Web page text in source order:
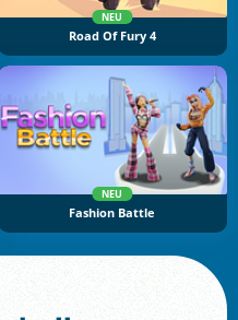
NEU
Road Of Fury 4
NEU
Fashion Battle